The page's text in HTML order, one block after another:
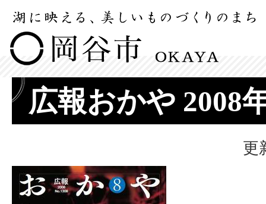
広報おかや 2008
更